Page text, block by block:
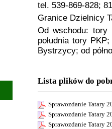
tel. 539-869-828;
Granice Dzielnicy
Od wschodu: tory
południa tory
Bystrzycy; od
Lista plików do
Sprawozdanie Tatary
Sprawozdanie Tatary
Sprawozdanie Tatary